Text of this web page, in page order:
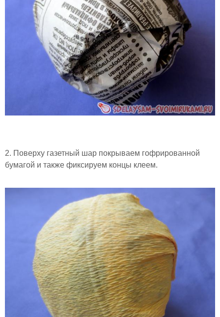
2. Поверху газетный шар покрываем гофрированной
бумагой и также фиксируем концы клеем.